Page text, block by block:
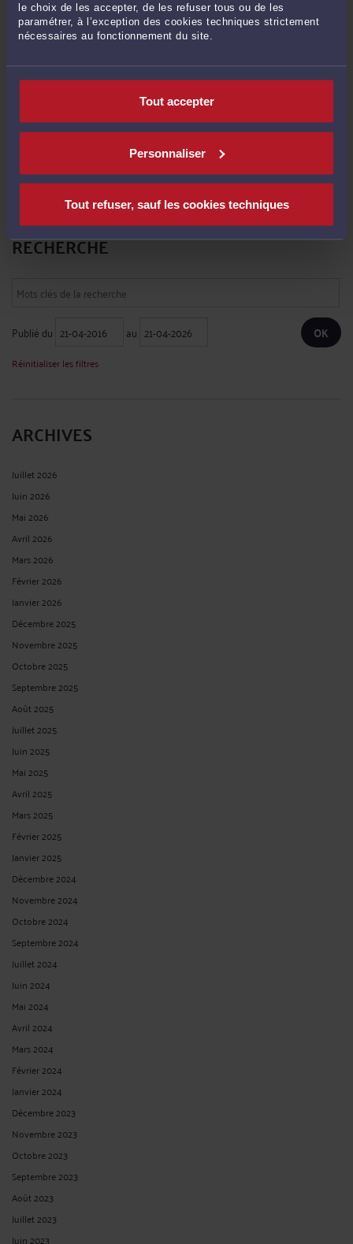
le choix de les accepter, de les refuser tous ou de les
paramétrer, à l’exception des cookies techniques strictement
nécessaires au fonctionnement du site.
Tout accepter
Personnaliser
Tout refuser, sauf les cookies techniques
Mme Clairehar557Ris CLAIRE HARRIS : « Cet arrêt de la Cour de cassation du 17
décembre 2025 est une illustration ... »
Zappatta :
agricoles ... »
Une réponse ministérielle sur ...
RECHERCHE
Réinitialiser les filtres
Juin 2026
Mai 2026
Avril 2026
Mars 2026
Février 2026
Janvier 2026
Décembre 2025
Novembre 2025
Octobre 2025
Septembre 2025
Août 2025
Juillet 2025
Juin 2025
Mai 2025
Avril 2025
Mars 2025
Février 2025
Janvier 2025
Décembre 2024
Novembre 2024
Octobre 2024
Septembre 2024
Juillet 2024
Juin 2024
Mai 2024
Avril 2024
Mars 2024
Février 2024
Janvier 2024
Décembre 2023
Novembre 2023
Octobre 2023
Septembre 2023
Août 2023
Juillet 2023
Juin 2023
Mai 2023